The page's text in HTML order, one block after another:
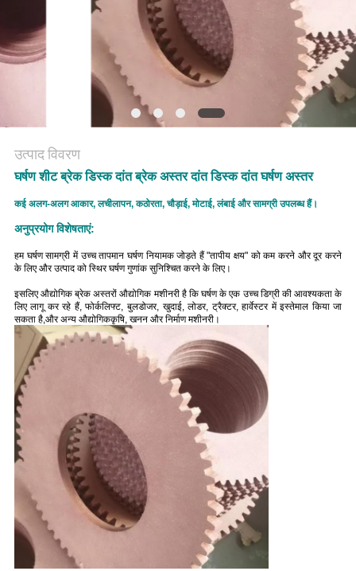
PRIVACY
POLICY
उत्पाद विवरण
घर्षण शीट ब्रेक डिस्क दांत ब्रेक अस्तर दांत डिस्क दांत घर्षण अस्तर
कई अलग-अलग आकार, लचीलापन, कठोरता, चौड़ाई, मोटाई, लंबाई और सामग्री उपलब्ध हैं।
अनुप्रयोग विशेषताएं:
हम घर्षण सामग्री में उच्च तापमान घर्षण नियामक जोड़ते हैं "तापीय क्षय" को कम करने और दूर करने
के लिए और उत्पाद को स्थिर घर्षण गुणांक सुनिश्चित करने के लिए।
इसलिए औद्योगिक ब्रेक अस्तरों औद्योगिक मशीनरी है कि घर्षण के एक उच्च डिग्री की आवश्यकता के
लिए लागू कर रहे हैं, फोर्कलिफ्ट, बुलडोजर, खुदाई, लोडर, ट्रैक्टर, हार्वेस्टर में इस्तेमाल किया जा
सकता है,और अन्य औद्योगिककृषि, खनन और निर्माण मशीनरी।